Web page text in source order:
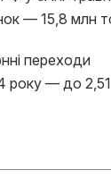
— 15,8 млн
переходи
року — до 2,51